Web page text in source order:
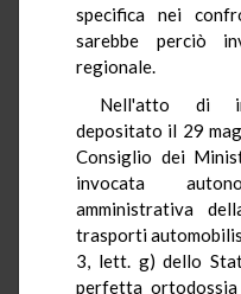
specifica nei
sarebbe perciò
regionale.
Nell'atto di
depositato il 29
Consiglio dei
invocata
amministrativa
trasporti
3, lett. g) dello
perfetta